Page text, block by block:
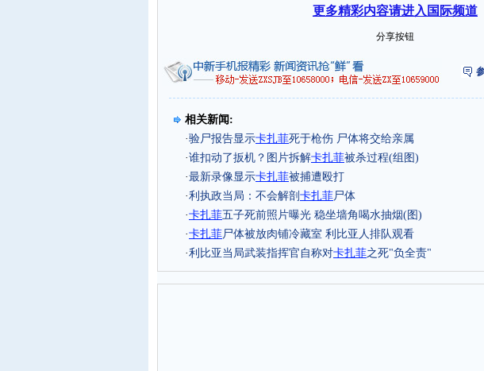
更多精彩内容请进入国际频道
分享按钮
相关新闻:
·验尸报告显示卡扎菲死于枪伤 尸体将交给亲属
·谁扣动了扳机？图片拆解卡扎菲被杀过程(组图)
·最新录像显示卡扎菲被捕遭殴打
·利执政当局：不会解剖 卡扎菲尸体
·卡扎菲五子死前照片曝光 稳坐墙角喝水抽烟(图)
·卡扎菲尸体被放肉铺冷藏室 利比亚人排队观看
·利比亚当局武装指挥官自称对卡扎菲之死"负全责"